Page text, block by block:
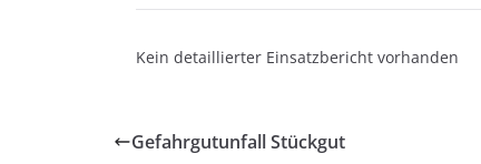
Kein detaillierter Einsatzbericht vorhanden
Gefahrgutunfall Stückgut